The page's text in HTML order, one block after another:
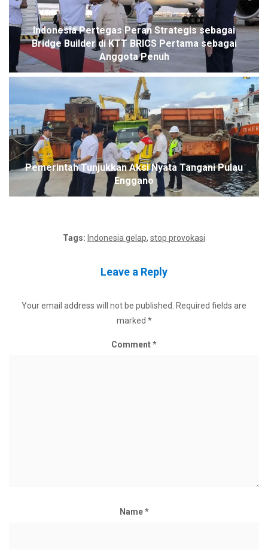
Indonesia Pertegas Peran Strategis sebagai
Bridge Builder di KTT BRICS Pertama sebagai
Anggota Penuh
Pemerintah Tunjukkan Aksi Nyata Tangani Pulau
Enggano
Tags: Indonesia gelap, stop provokasi
Leave a Reply
Your email address will not be published.
Required fields are
marked *
Comment*
Name*